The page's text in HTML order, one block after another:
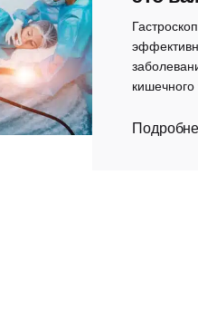
кишечного